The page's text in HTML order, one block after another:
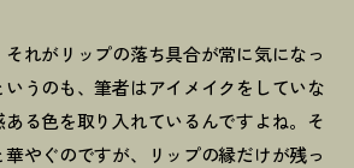
れがリップの落ち具合が常に気になっ
うのも、筆者はアイメイクをしていな
る色を取り入れているんですよね。そ
やぐのですが、リップの縁だけが残っ